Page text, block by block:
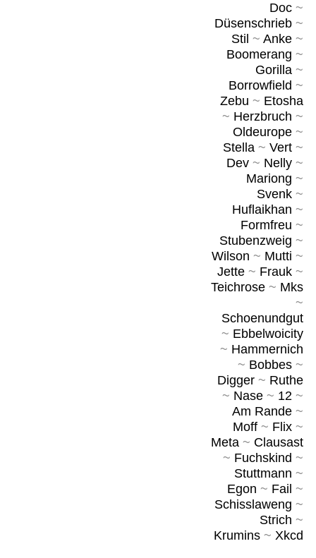
Doc~
Düsenschrieb~
Stil ~ Anke~
Boomerang ~
Gorilla~
Borrowfield ~
Zebu ~ Etosha
~ Herzbruch ~
Oldeurope~
Stella~ Vert~
Dev~ Nelly~
Mariong ~
Svenk~
Huflaikhan ~
Formfreu ~
Stubenzweig ~
Wilson ~ Mutti ~
Jette~ Frauk~
Teichrose~ Mks
~
Schoenundgut
~ Ebbelwoicity
~ Hammernich
~ Bobbes~
Digger~ Ruthe
~ Nase~ 12~
Am Rande~
Moff~ Flix~
Meta~ Clausast
~ Fuchskind ~
Stuttmann ~
Egon ~ Fail ~
Schisslaweng ~
Strich ~
Krumins~ Xkcd